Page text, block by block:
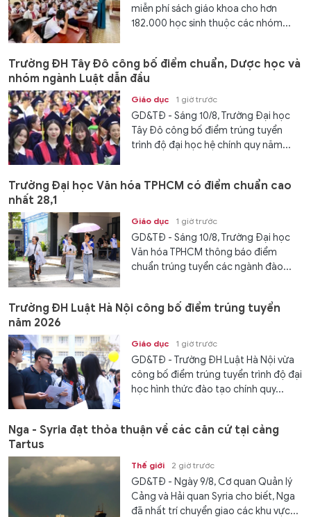
miễn phí sách giáo khoa cho hơn
182.000 học sinh thuộc các nhóm...
Trường ĐH Tây Đô công bố điểm chuẩn, Dược học và
nhóm ngành Luật dẫn đầu
Giáo dục 1 giờ trước
GD&TĐ - Sáng 10/8, Trường Đại học
Tây Đô công bố điểm trúng tuyển
trình độ đại học hệ chính quy năm...
Trường Đại học Văn hóa TPHCM có điểm chuẩn cao
nhất 28,1
Giáo dục 1 giờ trước
GD&TĐ - Sáng 10/8, Trường Đại học
Văn hóa TPHCM thông báo điểm
chuẩn trúng tuyển các ngành đào...
Trường ĐH Luật Hà Nội công bố điểm trúng tuyển
năm 2026
Giáo dục 1 giờ trước
GD&TĐ - Trường ĐH Luật Hà Nội vừa
công bố điểm trúng tuyển trình độ đại
học hình thức đào tạo chính quy...
Nga - Syria đạt thỏa thuận về các căn cứ tại cảng
Tartus
Thế giới 2 giờ trước
GD&TĐ - Ngày 9/8, Cơ quan Quản lý
Cảng và Hải quan Syria cho biết, Nga
đã nhất trí chuyển giao các khu vực...